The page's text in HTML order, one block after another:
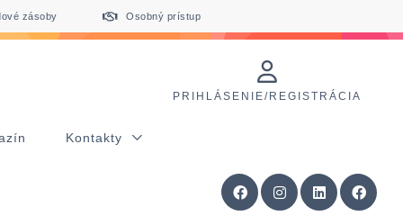
zásoby Osobný prístup
PRIHLÁSENIE/REGISTRÁCIA
Kontakty